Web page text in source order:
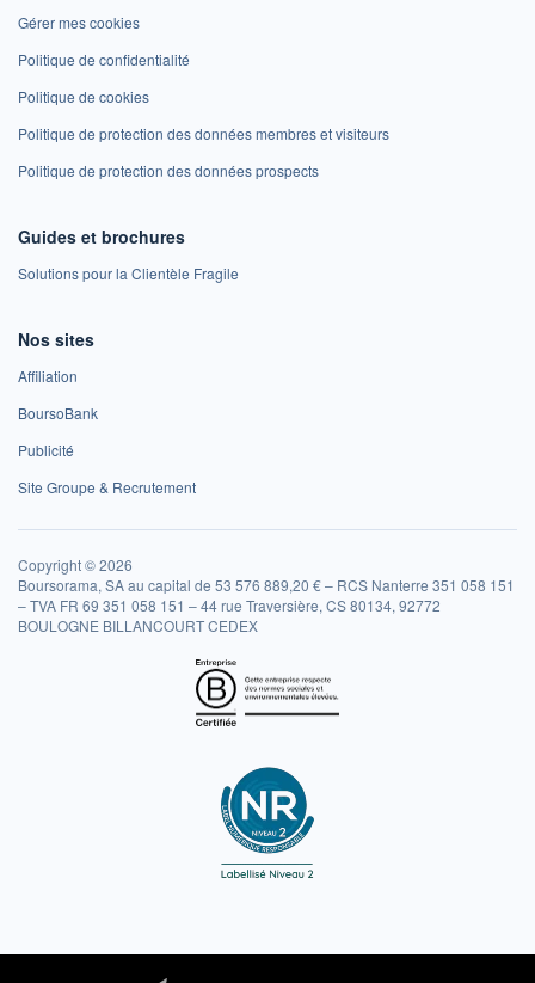
Gérer mes cookies
Politique de confidentialité
Politique de cookies
Politique de protection des données membres et visiteurs
Politique de protection des données prospects
Guides et brochures
Solutions pour la Clientèle Fragile
Nos sites
Affiliation
BoursoBank
Publicité
Site Groupe & Recrutement
Copyright © 2026
Boursorama, SA au capital de 53 576 889,20 € – RCS Nanterre 351 058 151
– TVA FR 69 351 058 151 – 44 rue Traversière, CS 80134, 92772
BOULOGNE BILLANCOURT CEDEX